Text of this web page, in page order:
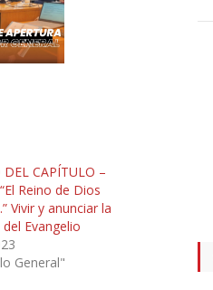
DEL CAPÍTULO –
Reino de Dios
Vivir y anunciar la
Evangelio
General"